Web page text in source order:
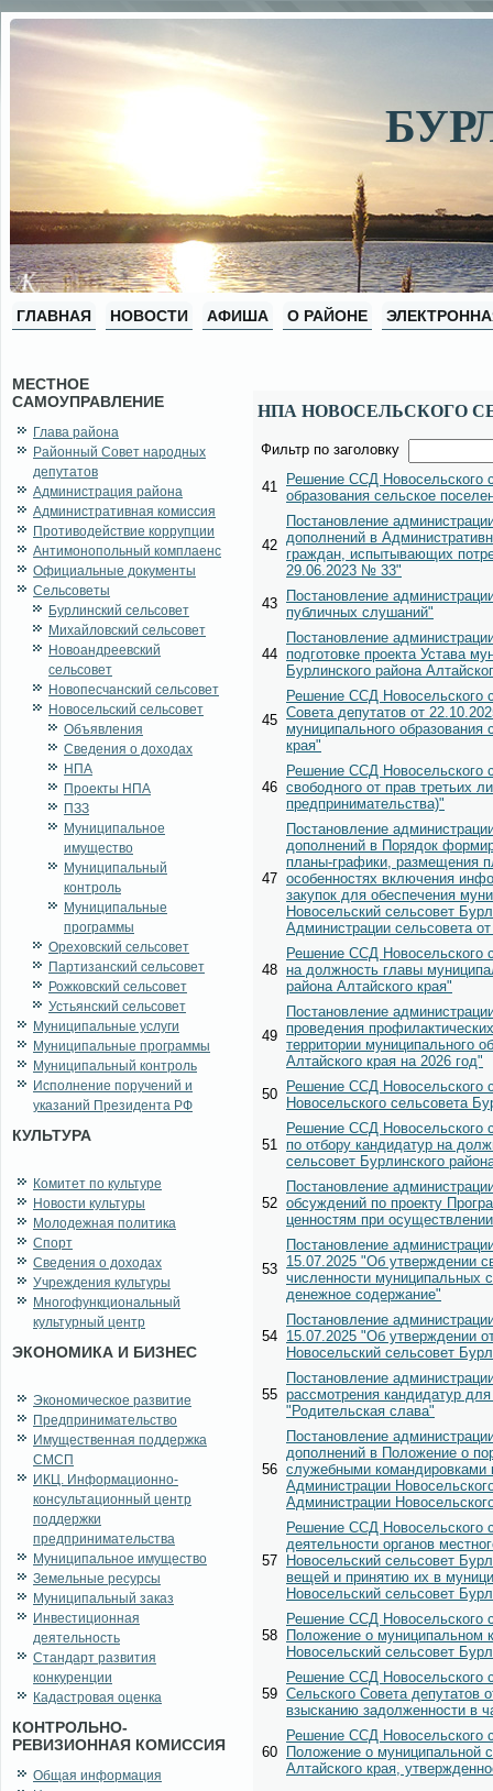
ГЛАВНАЯ НОВОСТИ АФИША О РАЙОНЕ
МЕСТНОЕ
САМОУПРАВЛЕНИЕ
Глава района
Районный Совет народных
депутатов
Администрация района
Административная комиссия
Противодействие коррупции
Антимонопольный комплаенс
Официальные документы
Сельсоветы
Бурлинский сельсовет
Михайловский сельсовет
Новоандреевский
сельсовет
Новопесчанский сельсовет
Новосельский сельсовет
Объявления
Сведения о доходах
НПА
Проекты НПА
ПЗЗ
Муниципальное
имущество
Муниципальный
контроль
Муниципальные
программы
Ореховский сельсовет
Партизанский сельсовет
Рожковский сельсовет
Устьянский сельсовет
Муниципальные услуги
Муниципальные программы
Муниципальный контроль
Исполнение поручений и
указаний Президента РФ
КУЛЬТУРА
Комитет по культуре
Новости культуры
Молодежная политика
Спорт
Сведения о доходах
Учреждения культуры
Многофункциональный
культурный центр
ЭКОНОМИКА И БИЗНЕС
Экономическое развитие
Предпринимательство
Имущественная поддержка
СМСП
ИКЦ. Информационно-
консультационный центр
поддержки
предпринимательства
Муниципальное имущество
Земельные ресурсы
Муниципальный заказ
Инвестиционная
деятельность
Стандарт развития
конкуренции
Кадастровая оценка
КОНТРОЛЬНО-
РЕВИЗИОННАЯ КОМИССИЯ
Общая информация
НПА НОВОСЕЛЬСКОГО
Фильтр по заголовку
41
Решение ССД Новосельского
образования сельское
42
Постановление
дополнений в
граждан, испытывающих
29.06.2023 № 33"
43
Постановление
публичных слушаний"
44
Постановление
подготовке проекта Устава
Бурлинского района
45
Решение ССД Новосельского
Совета депутатов от
муниципального образования
края"
46
Решение ССД Новосельского
свободного от прав третьих
предпринимательства)"
47
Постановление
дополнений в Порядок
планы-графики, размещения
особенностях включения
закупок для обеспечения
Новосельский сельсовет
Администрации сельсовета
48
Решение ССД Новосельского
на должность главы
района Алтайского края"
49
Постановление
проведения
территории муниципального
Алтайского края на 2026 год"
50
Решение ССД Новосельского
Новосельского сельсовета
51
Решение ССД Новосельского
по отбору кандидатур на
сельсовет Бурлинского
52
Постановление
обсуждений по проекту
ценностям при
53
Постановление
15.07.2025 "Об утверждении
численности муниципальных
денежное содержание"
54
Постановление
15.07.2025 "Об утверждении
Новосельский сельсовет
55
Постановление
рассмотрения кандидатур
"Родительская слава"
56
Постановление
дополнений в Положение о
служебными
Администрации
Администрации
57
Решение ССД Новосельского
деятельности органов
Новосельский сельсовет
вещей и принятию их в
Новосельский сельсовет
58
Решение ССД Новосельского
Положение о муниципальном
Новосельский сельсовет
59
Решение ССД Новосельского
Сельского Совета
взысканию задолженности в
60
Решение ССД Новосельского
Положение о муниципальной
Алтайского края,